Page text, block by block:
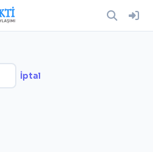
İptal